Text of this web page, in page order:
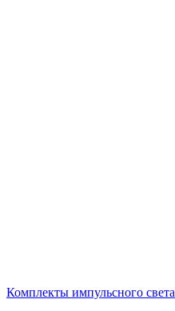
Комплекты импульсного света